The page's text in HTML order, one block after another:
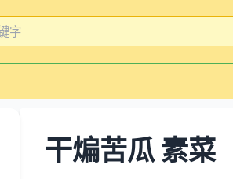
干煸苦瓜 素菜